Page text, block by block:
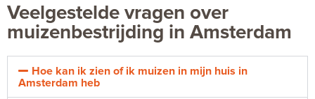
Veelgestelde vragen over
muizenbestrijding in Amsterdam
Hoe kan ik zien of ik muizen in mijn huis in
Amsterdam heb